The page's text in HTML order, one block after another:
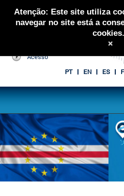
Acesso
PT
EN ES
Atenção: Este site utiliza
navegar no site está a
cookies.
×